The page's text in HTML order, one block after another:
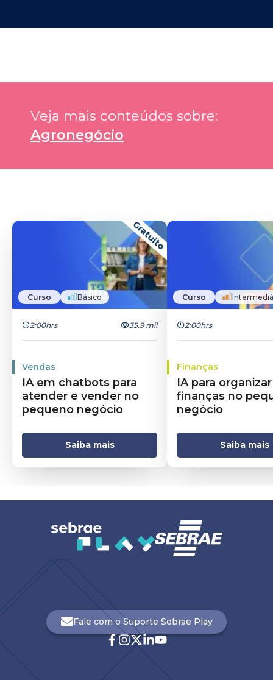
Agronegócio
Gratuito
Curso Básico
2:00hrs 35.9 mil
Vendas
IA em chatbots para
atender e vender no
pequeno negócio
Saiba mais
Curso
2:00hrs
Finanças
IA para organizar
finanças no
negócio
Saiba mais
Fale com o Suporte Sebrae Play